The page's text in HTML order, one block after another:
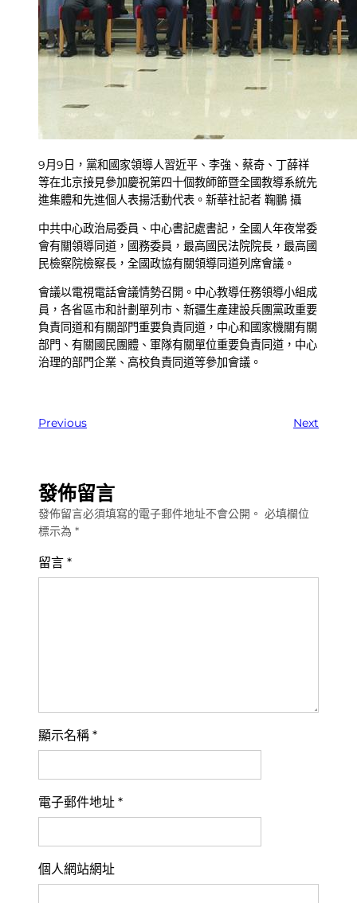
9月9日，黨和國家領導人習近平、李強、蔡奇、丁薛祥
等在北京接見參加慶祝第四十個教師節暨全國教導系統先
進集體和先進個人表揚活動代表。新華社記者 鞠鵬 攝
中共中心政治局委員、中心書記處書記，全國人年夜常委
會有關領導同道，國務委員，最高國民法院院長，最高國
民檢察院檢察長，全國政協有關領導同道列席會議。
會議以電視電話會議情勢召開。中心教導任務領導小組成
員，各省區市和計劃單列市、新疆生產建設兵團黨政重要
負責同道和有關部門重要負責同道，中心和國家機關有關
部門、有關國民團體、軍隊有關單位重要負責同道，中心
治理的部門企業、高校負責同道等參加會議。
Previous Next
發佈留言
發佈留言必須填寫的電子郵件地址不會公開。 必填欄位
標示為 *
留言 *
顯示名稱 *
電子郵件地址 *
個人網站網址